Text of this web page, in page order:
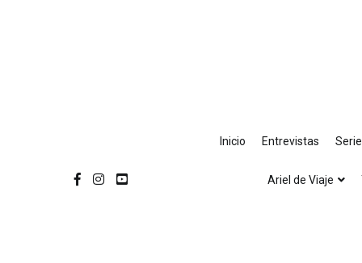
Inicio Entrevistas
Ariel de Viaje